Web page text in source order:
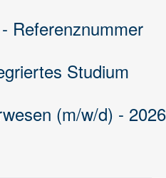
Referenznummer
Studium
(m/w/d) - 2026